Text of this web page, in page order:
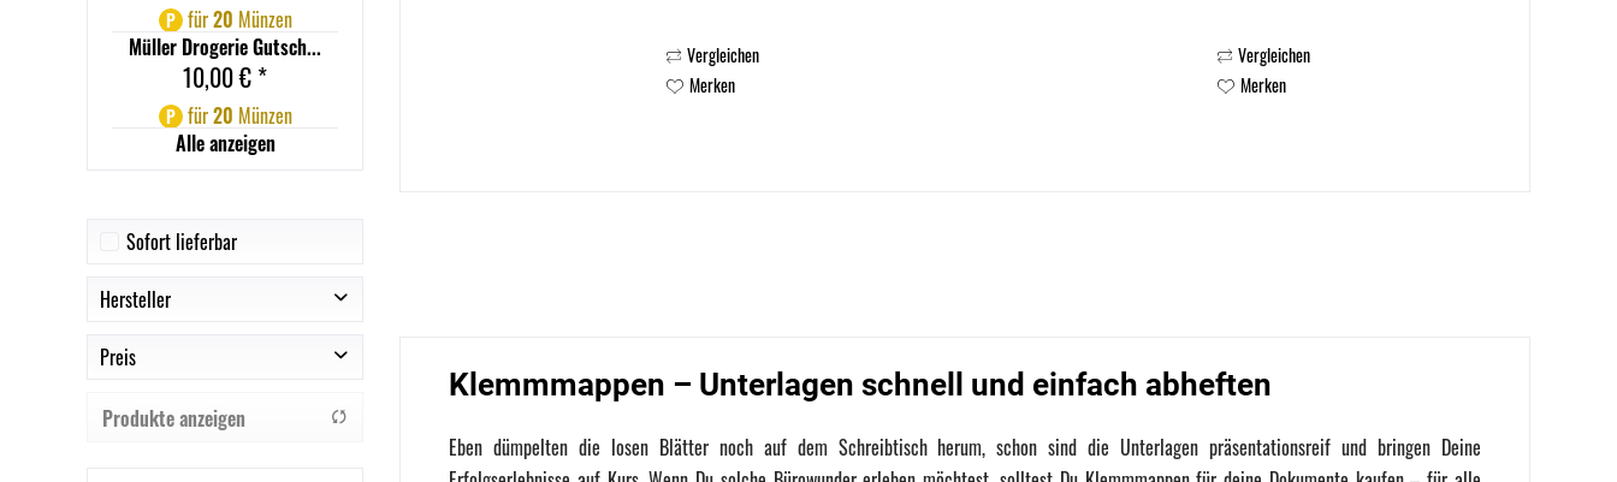
P für20 Münzen
Müller Drogerie Gutsch...
10,00 € *
P für20 Münzen
Alle anzeigen
Sofort lieferbar
Hersteller
DURABLE
Leitz
Preis
0,63 €bis
Produkte anzeigen
Vergleichen
Merken
Vergleichen
Merken
Klemmmappen – Unterlagen schnell und einfach abheften
Eben dümpelten die losen Blätter noch auf dem Schreibtisch herum, schon sind die Unterlagen präsentationsreif und bringen Deine